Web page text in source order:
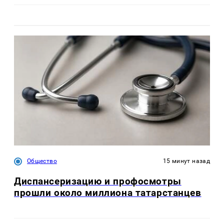
Общество 15 минут назад
Диспансеризацию и профосмотры
прошли около миллиона татарстанцев